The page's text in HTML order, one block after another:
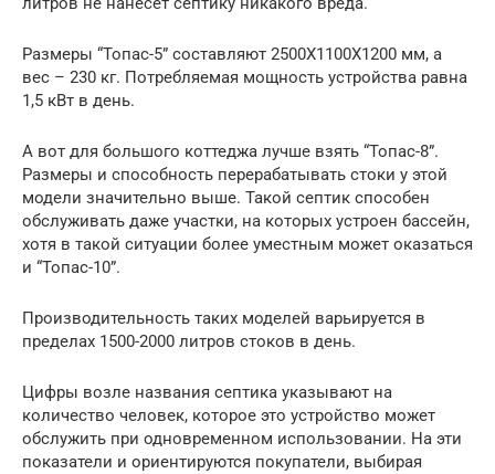
Размеры “Топас-5” составляют 2500Х1100Х1200 мм, а
вес – 230 кг. Потребляемая мощность устройства равна
1,5 кВт в день.
А вот для большого коттеджа лучше взять “Топас-8”.
Размеры и способность перерабатывать стоки у этой
модели значительно выше. Такой септик способен
обслуживать даже участки, на которых устроен бассейн,
хотя в такой ситуации более уместным может оказаться
и “Топас-10”.
Производительность таких моделей варьируется в
пределах 1500-2000 литров стоков в день.
Цифры возле названия септика указывают на
количество человек, которое это устройство может
обслужить при одновременном использовании. На эти
показатели и ориентируются покупатели, выбирая